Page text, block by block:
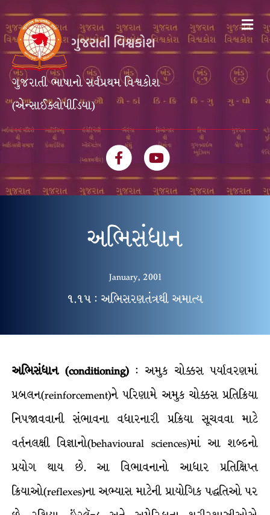
ગુજરાતી ભાષાનો સર્વપ્રથમ વિશ્વકોશ
(એન્સાઈક્લોપીડિયા)
FacebookYoutube
અભિસંધાન
January, 2001
૧.૧૫ : અભિસરણતંત્રથી અમાત્ય
અભિસંધાન (conditioning) : અમુક ચોક્કસ પર્યાવરણમાં
પ્રબલન(reinforcement)ને પરિણામે અમુક ચોક્કસ પ્રતિક્રિયા
નિપજાવવાની સંભાવના વધારનારી પ્રક્રિયા સૂચવવા માટે
વર્તનલક્ષી વિજ્ઞાનો(behavioural sciences)માં આ શબ્દનો
પ્રયોગ થાય છે. આ વિભાવનાનો આધાર પ્રતિક્ષિપ્ત
ક્રિયાઓ(reflexes)ના અભ્યાસ માટેની પ્રાયોગિક પદ્ધતિઓ પર